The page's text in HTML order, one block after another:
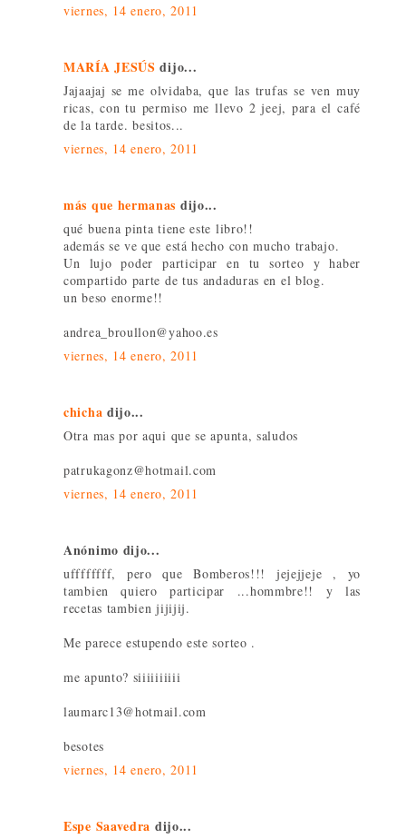
viernes, 14 enero, 2011
MARÍA JESÚS dijo...
Jajaajaj se me olvidaba, que las trufas se ven muy
ricas, con tu permiso me llevo 2 jeej, para el café
de la tarde. besitos...
viernes, 14 enero, 2011
más que hermanas dijo...
qué buena pinta tiene este libro!!
además se ve que está hecho con mucho trabajo.
Un lujo poder participar en tu sorteo y haber
compartido parte de tus andaduras en el blog.
un beso enorme!!
andrea_broullon@yahoo.es
viernes, 14 enero, 2011
chicha dijo...
Otra mas por aqui que se apunta, saludos
patrukagonz@hotmail.com
viernes, 14 enero, 2011
Anónimo dijo...
uffffffff, pero que Bomberos!!! jejejjeje , yo
tambien quiero participar ...hommbre!! y las
recetas tambien jijijij.
Me parece estupendo este sorteo .
me apunto? siiiiiiiiii
laumarc13@hotmail.com
besotes
viernes, 14 enero, 2011
Espe Saavedra dijo...